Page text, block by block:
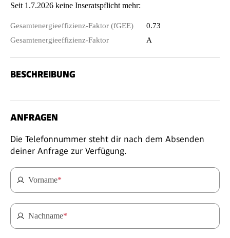
Seit 1.7.2026 keine Inseratspflicht mehr:
Gesamtenergieeffizienz-Faktor (fGEE)
0.73
Gesamtenergieeffizienz-Faktor
A
BESCHREIBUNG
ANFRAGEN
Die Telefonnummer steht dir nach dem Absenden
deiner Anfrage zur Verfügung.
Vorname*
Nachname*